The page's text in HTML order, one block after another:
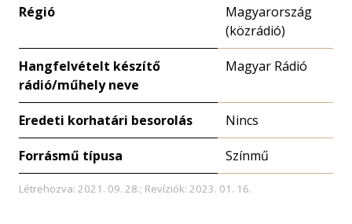
Régió
Magyarország
(közrádió)
Hangfelvételt készítő
rádió/műhely neve
Magyar Rádió
Eredeti korhatári besorolás Nincs
Forrásmű típusa Színmű
Létrehozva: 2021. 09. 28.; Revíziók: 2023. 01. 16.